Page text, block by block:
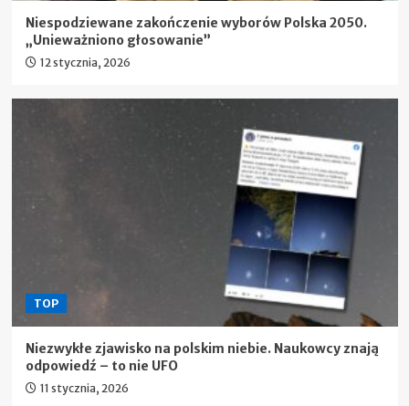
Niespodziewane zakończenie wyborów Polska 2050.
„Unieważniono głosowanie”
12 stycznia, 2026
TOP
Niezwykłe zjawisko na polskim niebie. Naukowcy znają
odpowiedź – to nie UFO
11 stycznia, 2026